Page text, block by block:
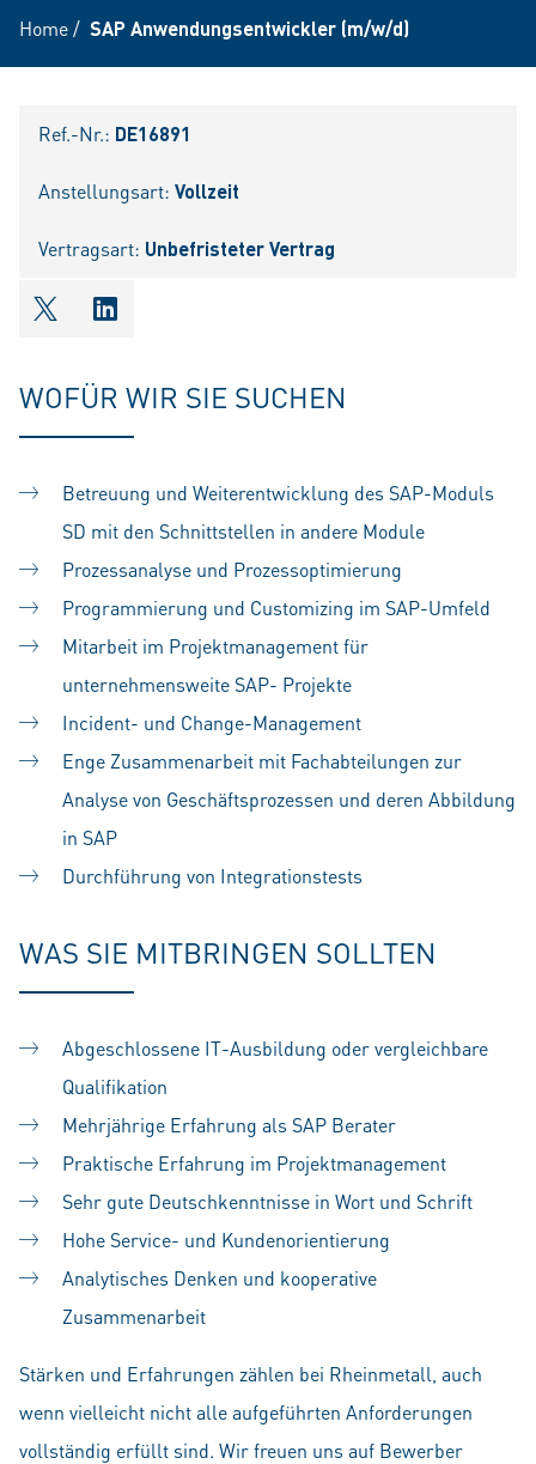
Home/ SAP Anwendungsentwickler (m/w/d)
Ref.-Nr.: DE16891
Anstellungsart: Vollzeit
Vertragsart: Unbefristeter Vertrag
shareOntwitter
shareOnlinkedIn
WOFÜR WIR SIE SUCHEN
Betreuung und Weiterentwicklung des SAP-Moduls
SD mit den Schnittstellen in andere Module
Prozessanalyse und Prozessoptimierung
Programmierung und Customizing im SAP-Umfeld
Mitarbeit im Projektmanagement für
unternehmensweite SAP- Projekte
Incident- und Change-Management
Enge Zusammenarbeit mit Fachabteilungen zur
Analyse von Geschäftsprozessen und deren Abbildung
in SAP
Durchführung von Integrationstests
WAS SIE MITBRINGEN SOLLTEN
Abgeschlossene IT-Ausbildung oder vergleichbare
Qualifikation
Mehrjährige Erfahrung als SAP Berater
Praktische Erfahrung im Projektmanagement
Sehr gute Deutschkenntnisse in Wort und Schrift
Hohe Service- und Kundenorientierung
Analytisches Denken und kooperative
Zusammenarbeit
Stärken und Erfahrungen zählen bei Rheinmetall, auch
wenn vielleicht nicht alle aufgeführten Anforderungen
vollständig erfüllt sind. Wir freuen uns auf Bewerber